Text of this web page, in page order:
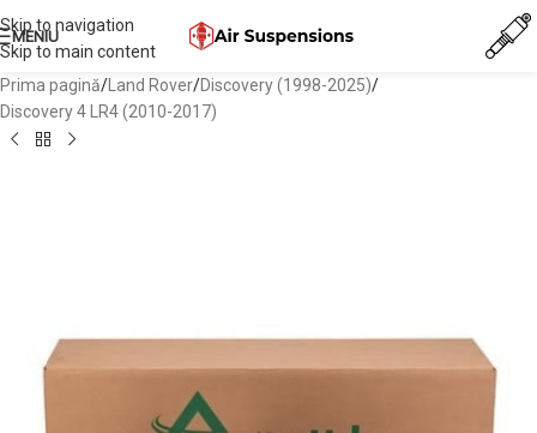
Skip to navigation
Skip to main content
MENIU
Prima pagină/ Land Rover/Discovery (1998-2025)/
Discovery 4 LR4 (2010-2017)